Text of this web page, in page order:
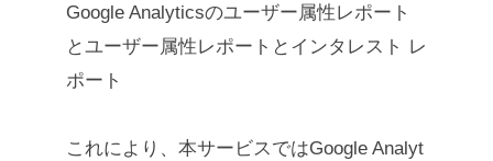
Google Analyticsのユーザー属性レポート
とユーザー属性レポートとインタレスト レ
ポート
これにより、本サービスではGoogle Analyt